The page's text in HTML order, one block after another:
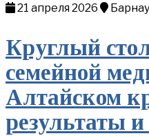
21 апреля 2026
Круглый
семейной
Алтайском
результаты